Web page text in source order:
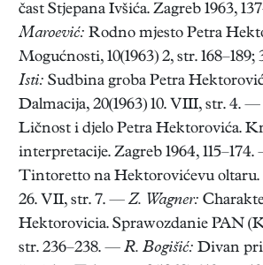
čast Stjepana Ivšića. Zagreb 1963,
Maroević: Rodno mjesto Petra
Mogućnosti, 10(1963) 2, str.
Isti: Sudbina groba Petra
Dalmacija, 20(1963) 10. VIII, str. 4. —
Ličnost i djelo Petra Hektorovića.
interpretacije. Zagreb 1964,
Tintoretto na Hektorovićevu oltaru.
26. VII, str. 7. — Z. Wagner:
Hektorovicia. Sprawozdanie PAN
str. 236–238. — R. Bogišić: Divan